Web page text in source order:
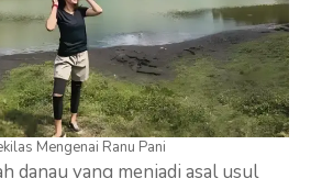
Mengenai Ranu Pani
danau yang menjadi asal usul